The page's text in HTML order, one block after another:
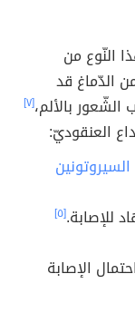
النّوع من
الدّماغ قد
بالألم،[٧]
العنقوديّ:
السيروتونين
للإصابة.[٥]
الإصابة